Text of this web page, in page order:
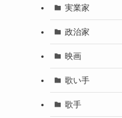
実業家
政治家
映画
歌い手
歌手